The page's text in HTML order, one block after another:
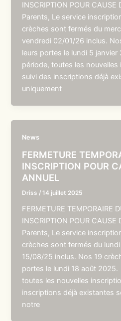
INSCRIPTION POUR
Parents, Le service
crèches sont fermés du
vendredi 02/01/26 inclus.
leurs portes le lundi 5
période, toutes les
suivi des inscriptions déjà
uniquement
News
FERMETURE
INSCRIPTION POUR
ANNUEL
Driss /14 juillet 2025
FERMETURE TEMPORAIRE
INSCRIPTION POUR
Parents, Le service
crèches sont fermés du
15/08/25 inclus. Nos 19
portes le lundi 18 août
toutes les nouvelles
inscriptions déjà existantes
notre